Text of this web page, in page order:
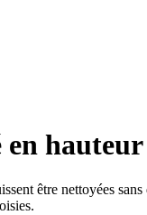
en hauteur
être nettoyées